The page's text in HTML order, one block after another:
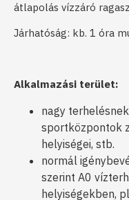
átlapolás vízzáró
Járhatóság: kb. 1 óra
Alkalmazási terület:
nagy
sportközpontok
helyiségei, stb.
normál
szerint A0
helyiségekben,